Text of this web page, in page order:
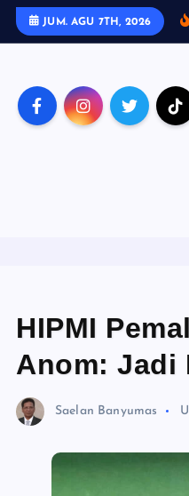
JUM. AGU 7TH, 2026
HIPMI
Anom: Jadi
Saelan Banyumas